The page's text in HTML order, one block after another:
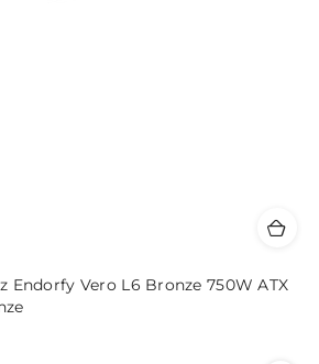
Endorfy Vero L6 Bronze 750W ATX